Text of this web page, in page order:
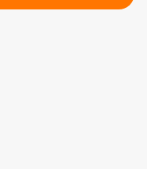
2018 - extrait >